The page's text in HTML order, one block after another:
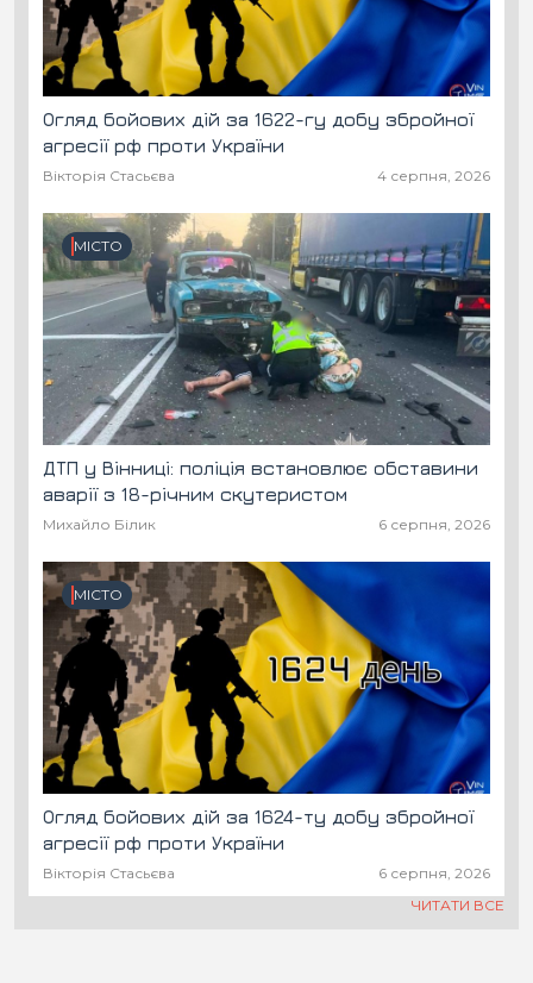
Огляд бойових дій за 1622-гу добу збройної
агресії рф проти України
Вікторія Стасьєва 4 серпня, 2026
МІСТО
ДТП у Вінниці: поліція встановлює обставини
аварії з 18-річним скутеристом
Михайло Білик 6 серпня, 2026
МІСТО
Огляд бойових дій за 1624-ту добу збройної
агресії рф проти України
Вікторія Стасьєва
6 серпня, 2026
ЧИТАТИ ВСЕ